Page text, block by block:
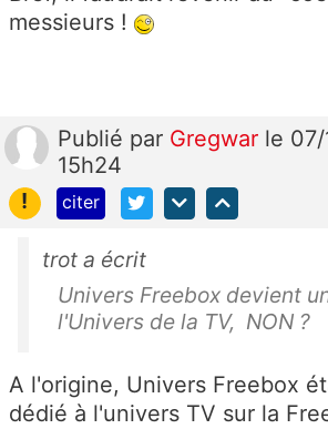
messieurs !
Publié par Gregwar le
15h24
!
citer
trot a écrit
Univers Freebox devient
l'Univers de la TV, NON ?
A l'origine, Univers Freebox
dédié à l'univers TV sur la